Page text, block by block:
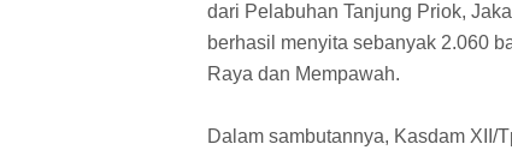
dari Pelabuhan Tanjung Priok,
berhasil menyita sebanyak 2.060
Raya dan Mempawah.
Dalam sambutannya, Kasdam XII/